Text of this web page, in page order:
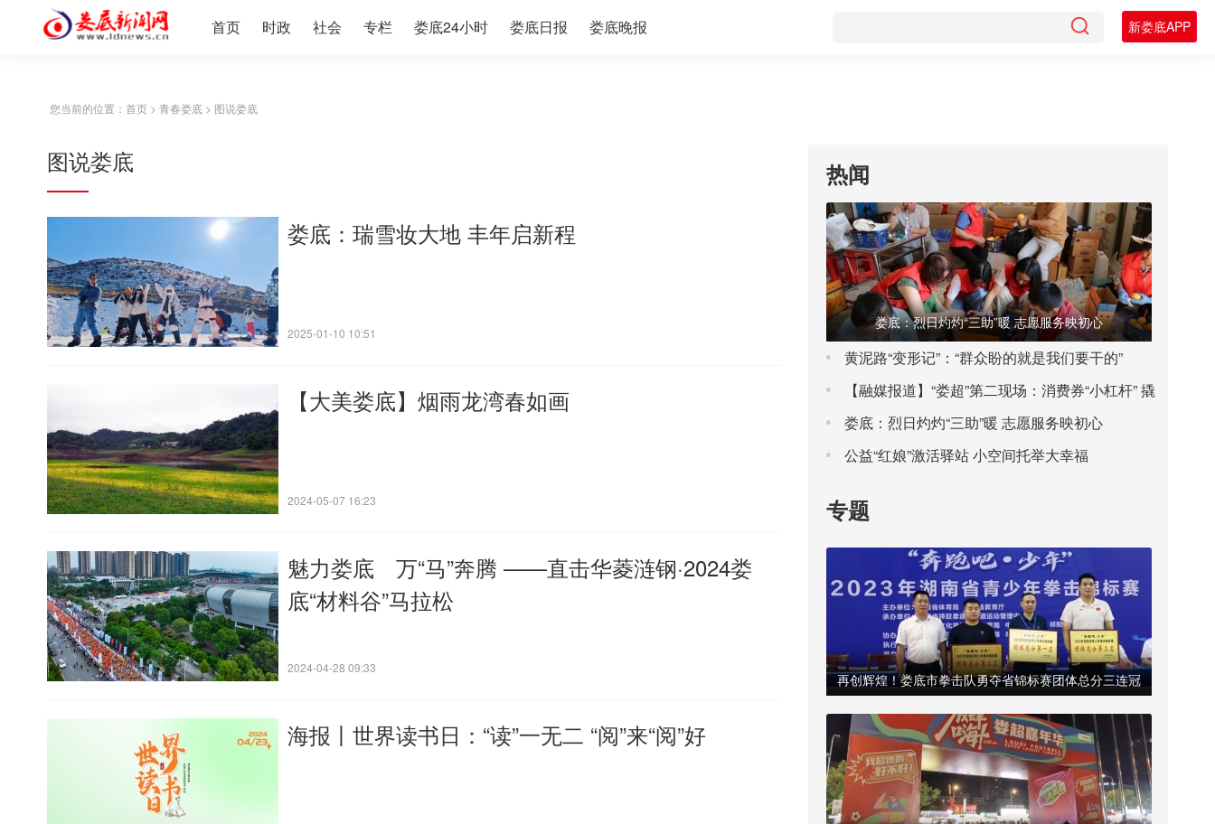
首页 时政 社会 专栏 娄底24小时 娄底日报 娄底晚报 新娄底APP
您当前的位置： 首页 > 青春娄底 > 图说娄底
图说娄底
娄底：瑞雪妆大地 丰年启新程
2025-01-10 10:51
【大美娄底】烟雨龙湾春如画
2024-05-07 16:23
魅力娄底 万“马”奔腾 ——直击华菱涟钢·2024娄
底“材料谷”马拉松
2024-04-28 09:33
海报丨世界读书日：“读”一无二 “阅”来“阅”好
热闻
娄底：烈日灼灼“三助”暖 志愿服务映初心
黄泥路“变形记”：“群众盼的就是我们要干的”
【融媒报道】“娄超”第二现场：消费券“小杠杆” 撬
动夜间消费大市场
娄底：烈日灼灼“三助”暖 志愿服务映初心
公益“红娘”激活驿站 小空间托举大幸福
专题
再创辉煌！娄底市拳击队勇夺省锦标赛团体总分三连冠